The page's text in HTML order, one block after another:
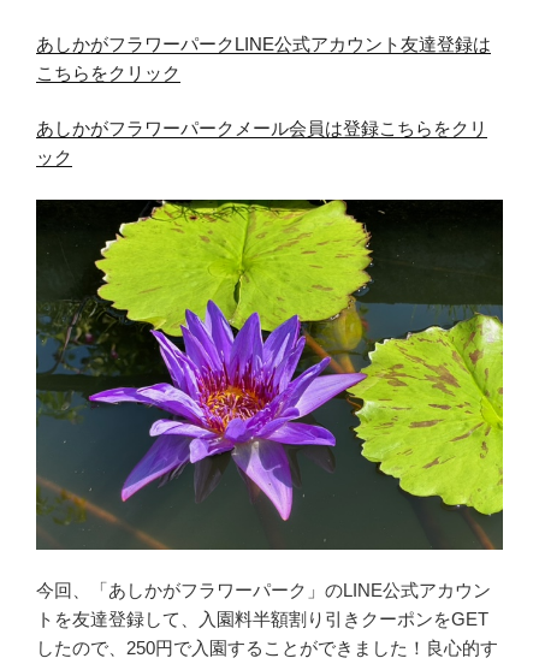
あしかがフラワーパークLINE公式アカウント友達登録は
こちらをクリック
あしかがフラワーパークメール会員は登録こちらをクリ
ック
今回、「あしかがフラワーパーク」のLINE公式アカウン
トを友達登録して、入園料半額割り引きクーポンをGET
したので、250円で入園することができました！良心的す